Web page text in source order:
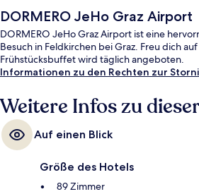
DORMERO JeHo Graz Airport
DORMERO JeHo Graz Airport ist eine
Besuch in Feldkirchen bei Graz. Freu dich
Frühstücksbuffet wird täglich angeboten.
Informationen zu den Rechten zur
Weitere Infos zu
Auf einen Blick
Größe des Hotels
89 Zimmer